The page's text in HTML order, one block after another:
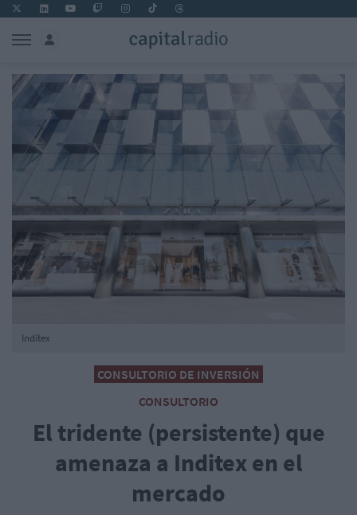
CONSULTORIO DE INVERSIÓN
CONSULTORIO
El tridente (persistente) que
amenaza a Inditex en el
mercado
Inditex